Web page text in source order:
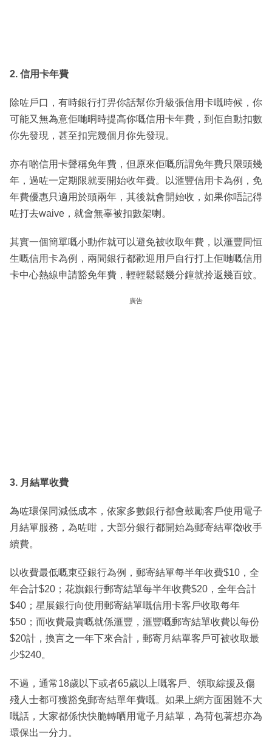
2. 信用卡年費
除咗戶口，有時銀行打畀你話幫你升級張信用卡嘅時候，你
可能又無為意佢哋晍時提高你嘅信用卡年費，到佢自動扣數
你先發現，甚至扣完幾個月你先發現。
亦有啲信用卡聲稱免年費，但原來佢嘅所謂免年費只限頭幾
年，過咗一定期限就要開始收年費。以滙豐信用卡為例，免
年費優惠只適用於頭兩年，其後就會開始收，如果你唔記得
咗打去waive，就會無辜被扣數架喇。
其實一個簡單嘅小動作就可以避免被收取年費，以滙豐同恒
生嘅信用卡為例，兩間銀行都歡迎用戶自行打上佢哋嘅信用
卡中心熱線申請豁免年費，輕輕鬆鬆幾分鐘就拎返幾百蚊。
廣告
3. 月結單收費
為咗環保同減低成本，依家多數銀行都會鼓勵客戶使用電子
月結單服務，為咗咁，大部分銀行都開始為郵寄結單徵收手
續費。
以收費最低嘅東亞銀行為例，郵寄結單每半年收費$10，全
年合計$20；花旗銀行郵寄結單每半年收費$20，全年合計
$40；星展銀行向使用郵寄結單嘅信用卡客戶收取每年
$50；而收費最貴嘅就係滙豐，滙豐嘅郵寄結單收費以每份
$20計，換言之一年下來合計，郵寄月結單客戶可被收取最
少$240。
不過，通常18歲以下或者65歲以上嘅客戶、領取綜援及傷
殘人士都可獲豁免郵寄結單年費嘅。如果上網方面困難不大
嘅話，大家都係快快脆轉哂用電子月結單，為荷包著想亦為
環保出一分力。